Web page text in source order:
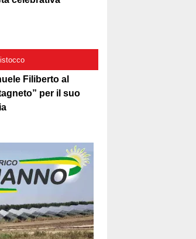
Filiberto al
per il suo